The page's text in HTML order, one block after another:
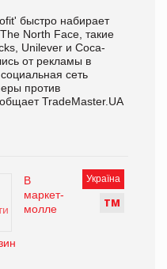
быстро набирает
North Face, такие
Unilever и Coca-
от рекламы в
сеть
против
TradeMaster.UA
Україна
ТМ
В
маркет-
молле